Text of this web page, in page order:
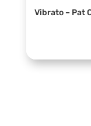
Vibrato – Pat